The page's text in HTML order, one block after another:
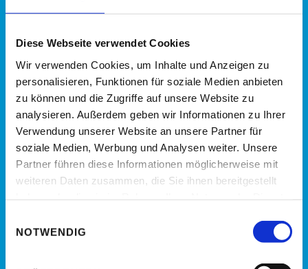
Diese Webseite verwendet Cookies
Wir verwenden Cookies, um Inhalte und Anzeigen zu
personalisieren, Funktionen für soziale Medien anbieten
zu können und die Zugriffe auf unsere Website zu
analysieren. Außerdem geben wir Informationen zu Ihrer
Verwendung unserer Website an unsere Partner für
soziale Medien, Werbung und Analysen weiter. Unsere
Partner führen diese Informationen möglicherweise mit
weiteren Daten zusammen, die Sie ihnen bereitgestellt
NOTWENDIG
Kontaktdaten
Scheufen Werbetechnik GmbH
Aachener Straße 17
Hofgebäude
40223 Düsseldorf
Deutschland